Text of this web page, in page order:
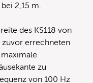
2,15 m.
des KS118 von
zuvor errechneten
zu
von 100 Hz